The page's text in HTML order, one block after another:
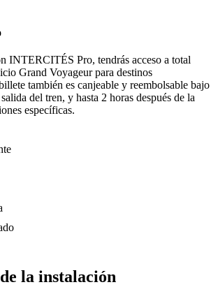
INTERCITÉS Pro, tendrás acceso a total
Grand Voyageur para destinos
también es canjeable y reembolsable bajo
del tren, y hasta 2 horas después de la
específicas.
la instalación